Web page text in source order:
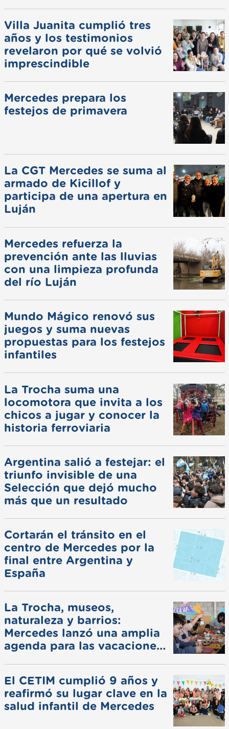
Villa Juanita cumplió tres
años y los testimonios
revelaron por qué se volvió
imprescindible
Mercedes prepara los
festejos de primavera
La CGT Mercedes se suma al
armado de Kicillof y
participa de una apertura en
Luján
Mercedes refuerza la
prevención ante las lluvias
con una limpieza profunda
del río Luján
Mundo Mágico renovó sus
juegos y suma nuevas
propuestas para los festejos
infantiles
La Trocha suma una
locomotora que invita a los
chicos a jugar y conocer la
historia ferroviaria
Argentina salió a festejar: el
triunfo invisible de una
Selección que dejó mucho
más que un resultado
Cortarán el tránsito en el
centro de Mercedes por la
final entre Argentina y
España
La Trocha, museos,
naturaleza y barrios:
Mercedes lanzó una amplia
agenda para las vacaciones
El CETIM cumplió 9 años y
reafirmó su lugar clave en la
salud infantil de Mercedes